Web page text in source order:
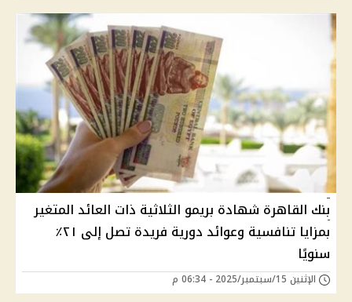
بنك القاهرة شهادة بريمو الثلاثية ذات العائد المتغير
بمزايا تنافسية وعوائد دورية فريدة تصل إلى ٢١٪
سنويًا
الإثنين 15/سبتمبر/2025 - 06:34 م